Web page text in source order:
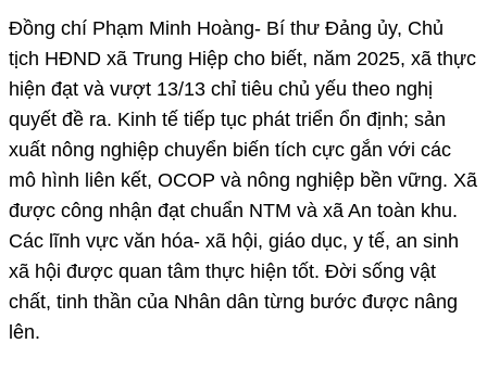
Đồng chí Phạm Minh Hoàng- Bí thư Đảng ủy, Chủ
tịch HĐND xã Trung Hiệp cho biết, năm 2025, xã thực
hiện đạt và vượt 13/13 chỉ tiêu chủ yếu theo nghị
quyết đề ra. Kinh tế tiếp tục phát triển ổn định; sản
xuất nông nghiệp chuyển biến tích cực gắn với các
mô hình liên kết, OCOP và nông nghiệp bền vững. Xã
được công nhận đạt chuẩn NTM và xã An toàn khu.
Các lĩnh vực văn hóa- xã hội, giáo dục, y tế, an sinh
xã hội được quan tâm thực hiện tốt. Đời sống vật
chất, tinh thần của Nhân dân từng bước được nâng
lên.